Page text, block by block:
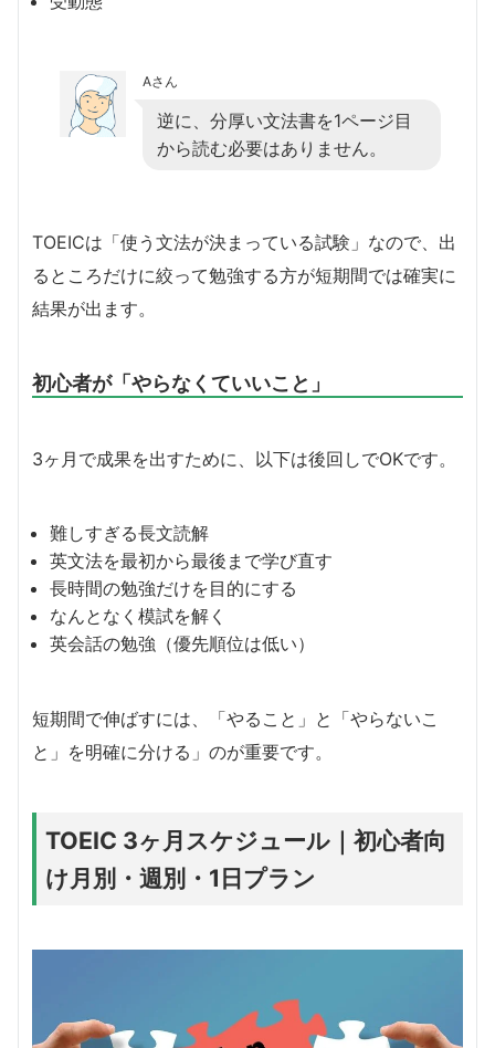
Aさん
逆に、分厚い文法書を1ページ目
から読む必要はありません。
TOEICは「使う文法が決まっている試験」なので、出
るところだけに絞って勉強する方が短期間では確実に
結果が出ます。
初心者が「やらなくていいこと」
3ヶ月で成果を出すために、以下は後回しでOKです。
難しすぎる長文読解
英文法を最初から最後まで学び直す
長時間の勉強だけを目的にする
なんとなく模試を解く
英会話の勉強（優先順位は低い）
短期間で伸ばすには、「やること」と「やらないこ
と」を明確に分ける」のが重要です。
TOEIC 3ヶ月スケジュール｜初心者向
け月別・週別・1日プラン